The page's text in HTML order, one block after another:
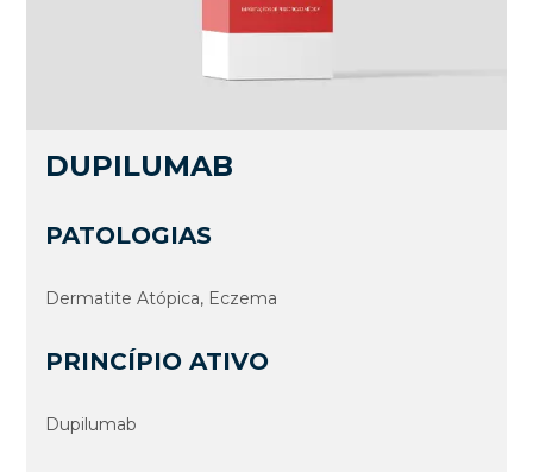
DUPILUMAB
PATOLOGIAS
Dermatite Atópica, Eczema
PRINCÍPIO ATIVO
Dupilumab